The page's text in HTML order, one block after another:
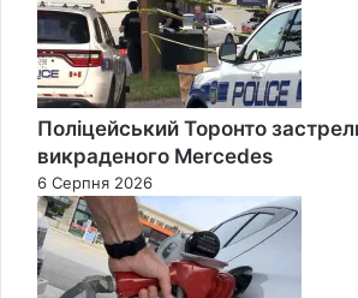
Поліцейський Торонто
викраденого Mercedes
6 Серпня 2026